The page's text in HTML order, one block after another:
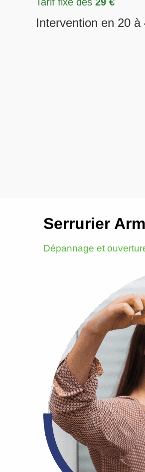
Tarif fixe dès 29 €
Intervention en 20 à
Serrurier
Dépannage et